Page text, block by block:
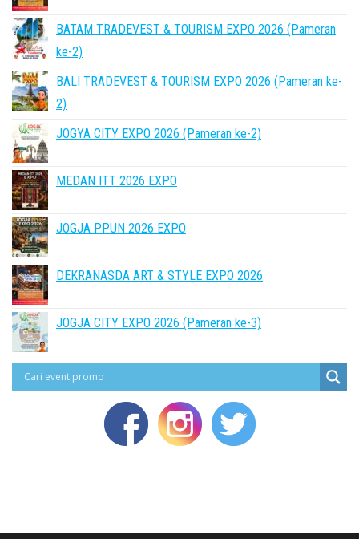
BATAM TRADEVEST & TOURISM EXPO 2026 (Pameran
ke-2)
BALI TRADEVEST & TOURISM EXPO 2026 (Pameran ke-
2)
JOGYA CITY EXPO 2026 (Pameran ke-2)
MEDAN ITT 2026 EXPO
JOGJA PPUN 2026 EXPO
DEKRANASDA ART & STYLE EXPO 2026
JOGJA CITY EXPO 2026 (Pameran ke-3)